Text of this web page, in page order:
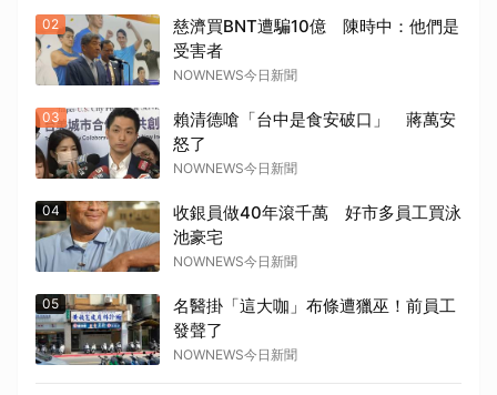
02
慈濟買BNT遭騙10億 陳時中：他們是
受害者
NOWNEWS今日新聞
03
賴清德嗆「台中是食安破口」 蔣萬安
怒了
NOWNEWS今日新聞
04
收銀員做40年滾千萬 好市多員工買泳
池豪宅
NOWNEWS今日新聞
05
名醫掛「這大咖」布條遭獵巫！前員工
發聲了
NOWNEWS今日新聞